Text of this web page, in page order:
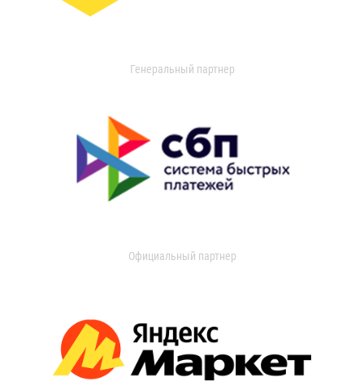
Генеральный партнер
Официальный партнер